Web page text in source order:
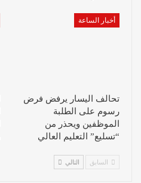
أخبار الساعة
تحالف اليسار يرفض فرض
رسوم على الطلبة
الموظفين ويحذر من
“تسليع” التعليم العالي
السابق التالي